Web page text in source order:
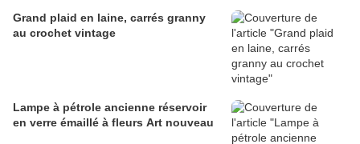
Grand plaid en laine, carrés granny
au crochet vintage
Lampe à pétrole ancienne réservoir
en verre émaillé à fleurs Art nouveau